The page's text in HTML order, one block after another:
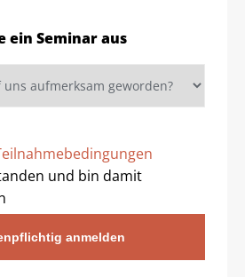
ein Seminar aus
und bin damit
anmelden